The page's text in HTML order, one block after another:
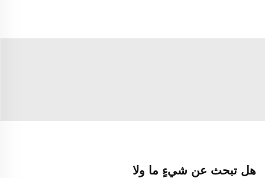
هل تبحث عن شيءٍ ما ولا